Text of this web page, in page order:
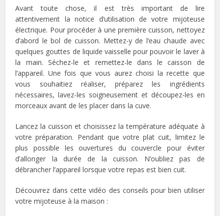
Avant toute chose, il est très important de lire
attentivement la notice d’utilisation de votre mijoteuse
électrique. Pour procéder à une première cuisson, nettoyez
d’abord le bol de cuisson. Mettez-y de l’eau chaude avec
quelques gouttes de liquide vaisselle pour pouvoir le laver à
la main. Séchez-le et remettez-le dans le caisson de
l’appareil. Une fois que vous aurez choisi la recette que
vous souhaitiez réaliser, préparez les ingrédients
nécessaires, lavez-les soigneusement et découpez-les en
morceaux avant de les placer dans la cuve.
Lancez la cuisson et choisissez la température adéquate à
votre préparation. Pendant que votre plat cuit, limitez le
plus possible les ouvertures du couvercle pour éviter
d’allonger la durée de la cuisson. N’oubliez pas de
débrancher l’appareil lorsque votre repas est bien cuit.
Découvrez dans cette vidéo des conseils pour bien utiliser
votre mijoteuse à la maison :